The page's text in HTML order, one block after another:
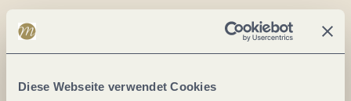
Diese Webseite verwendet Cookies